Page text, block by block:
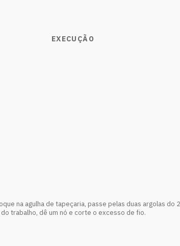
EXECUÇÃO
na agulha de tapeçaria, passe pelas duas argolas do
trabalho, dê um nó e corte o excesso de fio.